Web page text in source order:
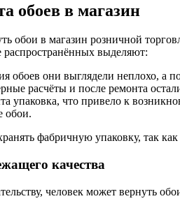
обоев в магазин
обои в магазин розничной
выделяют:
обоев они выглядели неплохо, а
расчёты и после ремонта
упаковка, что привело к
обои.
фабричную упаковку, так
качества
человек может вернуть